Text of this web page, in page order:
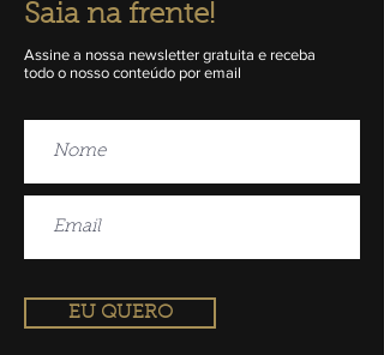
Saia na frente!
Assine a nossa newsletter gratuita e receba
todo o nosso conteúdo por email
EU QUERO